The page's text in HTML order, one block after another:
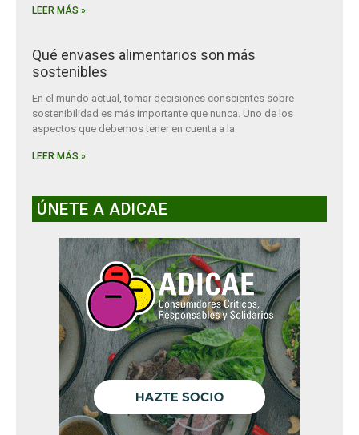
LEER MÁS »
Qué envases alimentarios son más
sostenibles
En el mundo actual, tomar decisiones conscientes sobre
sostenibilidad es más importante que nunca. Uno de los
aspectos que debemos tener en cuenta a la
LEER MÁS »
ÚNETE A ADICAE